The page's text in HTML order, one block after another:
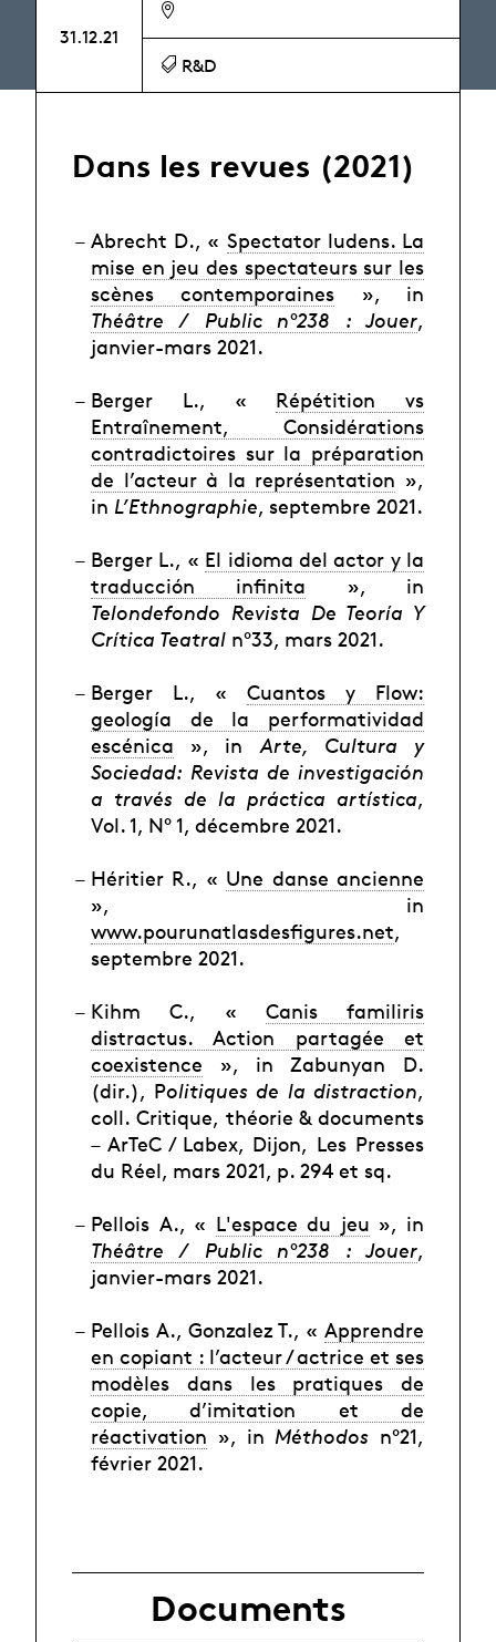
31.12.21
R&D
Dans les revues (2021)
Abrecht D., « Spectator ludens. La
mise en jeu des spectateurs sur les
scènes contemporaines », in
Théâtre / Public n°238 : Jouer,
janvier-mars 2021.
Berger L., « Répétition vs
Entraînement, Considérations
contradictoires sur la préparation
de l’acteur à la représentation »,
in L’Ethnographie, septembre 2021.
Berger L., « El idioma del actor y la
traducción infinita », in
Telondefondo Revista De Teoría Y
Crítica Teatral n°33, mars 2021.
Berger L., « Cuantos y Flow:
geología de la performatividad
escénica », in Arte, Cultura y
Sociedad: Revista de investigación
a través de la práctica artística,
Vol. 1, N° 1, décembre 2021.
Héritier R., « Une danse ancienne
», in
www.pourunatlasdesfigures.net,
septembre 2021.
Kihm C., « Canis familiris
distractus. Action partagée et
coexistence », in Zabunyan D.
(dir.), Politiques de la distraction,
coll. Critique, théorie & documents
– ArTeC / Labex, Dijon, Les Presses
du Réel, mars 2021, p. 294 et sq.
Pellois A., « L'espace du jeu », in
Théâtre / Public n°238 : Jouer,
janvier-mars 2021.
Pellois A., Gonzalez T., « Apprendre
en copiant : l’acteur / actrice et ses
modèles dans les pratiques de
copie, d’imitation et de
réactivation », in Méthodos n°21,
février 2021.
Documents